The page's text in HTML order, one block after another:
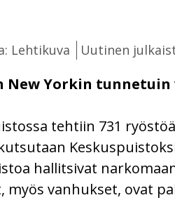
Lehtikuva Uutinen
New Yorkin
tehtiin 731
hallitsivat
vanhukset, ovat